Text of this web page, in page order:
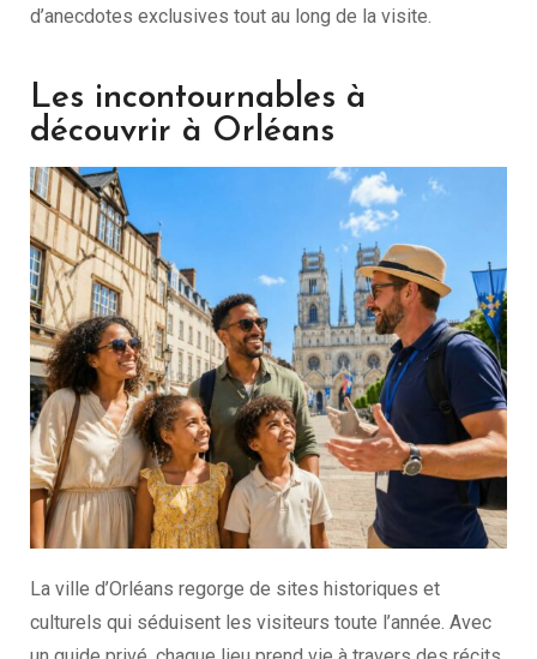
d’anecdotes exclusives tout au long de la visite.
Les incontournables à
découvrir à Orléans
La ville d’Orléans regorge de sites historiques et
culturels qui séduisent les visiteurs toute l’année. Avec